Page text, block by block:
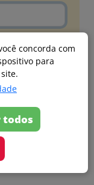
concorda com
para
minha senha